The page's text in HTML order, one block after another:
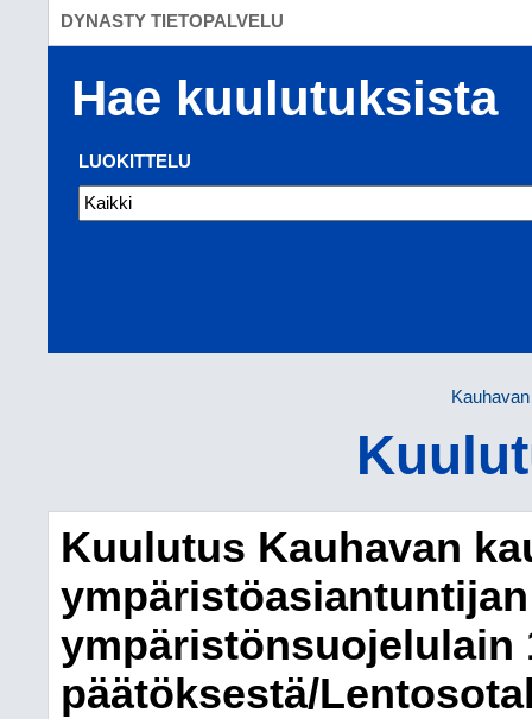
DYNASTY TIETOPALVELU
Hae kuulutuksista
LUOKITTELU
Kuulutus Kauhavan
ympäristönsuojelulain
päätöksestä/